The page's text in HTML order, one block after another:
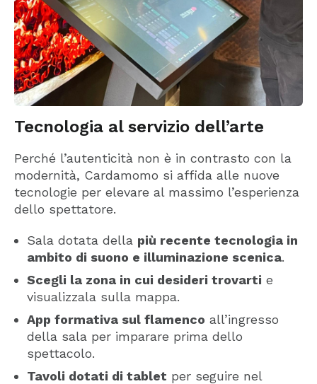
Tecnologia al servizio dell’arte
Perché l’autenticità non è in contrasto con la
modernità, Cardamomo si affida alle nuove
tecnologie per elevare al massimo l’esperienza
dello spettatore.
Sala dotata della più recente tecnologia in
ambito di suono e illuminazione scenica.
Scegli la zona in cui desideri trovarti e
visualizzala sulla mappa.
App formativa sul flamenco all’ingresso
della sala per imparare prima dello
spettacolo.
Tavoli dotati di tablet per seguire nel